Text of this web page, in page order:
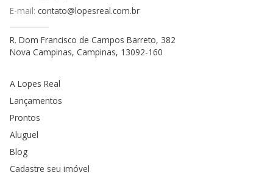
E-mail: contato@lopesreal.com.br
R. Dom Francisco de Campos Barreto, 382
Nova Campinas, Campinas, 13092-160
A Lopes Real
Lançamentos
Prontos
Aluguel
Blog
Cadastre seu imóvel